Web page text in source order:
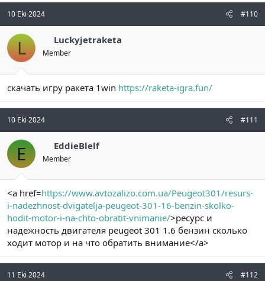
10 Eki 2024 #110
L Luckyjetraketa
Member
скачать игру ракета 1win https://raketa-igra.fun/
10 Eki 2024 #111
E EddieBlelf
Member
<a href=https://www.avtozalizo.com.ua/Peugeot301/resurs-
i-nadezhnost-dvigatelja-peugeot-301-16-benzin-skolko-
hodit-motor-i-na-chto-obratit-vnimanie/>ресурс и
надежность двигателя peugeot 301 1.6 бензин сколько
ходит мотор и на что обратить внимание</a>
11 Eki 2024 #112